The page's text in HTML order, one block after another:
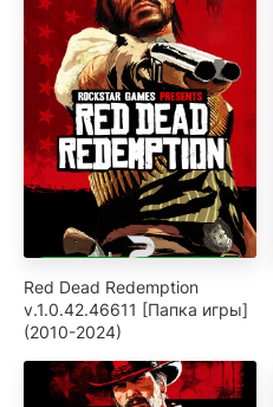
Red Dead Redemption
v.1.0.42.46611 [Папка игры]
(2010-2024)